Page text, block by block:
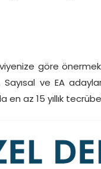
göre
ve EA
en az 15 yıllık